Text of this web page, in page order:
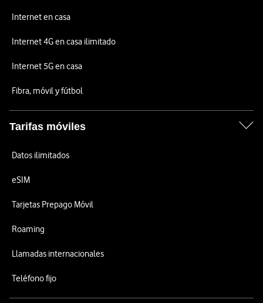
Internet en casa
Internet 4G en casa ilimitado
Internet 5G en casa
Fibra, móvil y fútbol
Tarifas móviles
Datos ilimitados
eSIM
Tarjetas Prepago Móvil
Roaming
Llamadas internacionales
Teléfono fijo